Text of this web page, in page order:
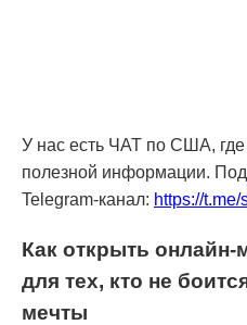
У нас есть ЧАТ по США,
полезной информации.
Telegram-канал: https://
Как открыть
для тех, кто не
мечты